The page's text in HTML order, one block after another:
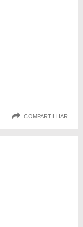
COMPARTILHAR